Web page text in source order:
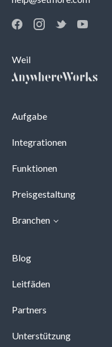
Weil
Aufgabe
Integrationen
Funktionen
Preisgestaltung
Branchen
Blog
Leitfäden
Partners
Unterstützung